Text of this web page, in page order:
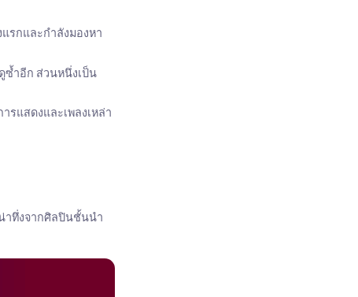
รกและกำลังมองหา
ซ้ำอีก ส่วนหนึ่งเป็น
รแสดงและเพลงเหล่า
าทึ่งจากศิลปินชั้นนำ